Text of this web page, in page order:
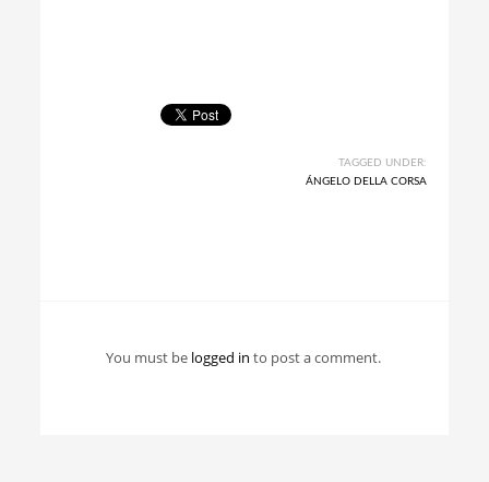
TAGGED UNDER:
ÁNGELO DELLA CORSA
You must be logged into post a comment.